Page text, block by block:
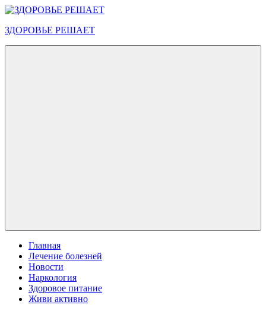
Перейти
содержимому
ЗДОРОВЬЕ РЕШАЕТ
Главная
Лечение болезней
Новости
Наркология
Здоровое питание
Живи активно